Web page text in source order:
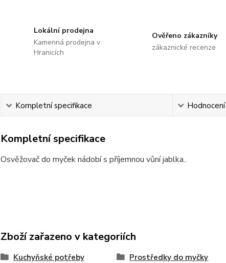
Lokální prodejna
Kamenná prodejna v
Hranicích
Ověřeno zákazníky
zákaznické recenze
Kompletní specifikace Hodnocení
Kompletní specifikace
Osvěžovač do myček nádobí s příjemnou vůní jablka..
Zboží zařazeno v kategoriích
Kuchyňské potřeby Prostředky do myčky